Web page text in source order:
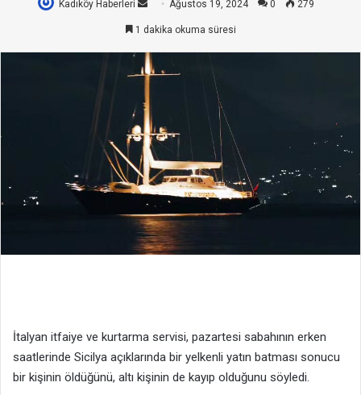
Kadıköy Haberleri
Bir
e-
göndermek
Ağustos 19, 2024 0 279
1 dakika okuma süresi
İtalyan itfaiye ve kurtarma servisi, pazartesi sabahının erken
saatlerinde Sicilya açıklarında bir yelkenli yatın batması sonucu
bir kişinin öldüğünü, altı kişinin de kayıp olduğunu söyledi.